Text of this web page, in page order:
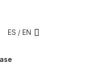
ES / EN